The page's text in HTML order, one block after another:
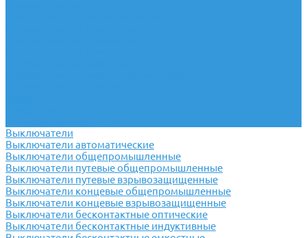
Выключатели
Выключатели автоматические
Выключатели общепромышленные
Выключатели путевые общепромышленные
Выключатели путевые взрывозащищенные
Выключатели концевые общепромышленные
Выключатели концевые взрывозащищенные
Выключатели бесконтактные оптические
Выключатели бесконтактные индуктивные